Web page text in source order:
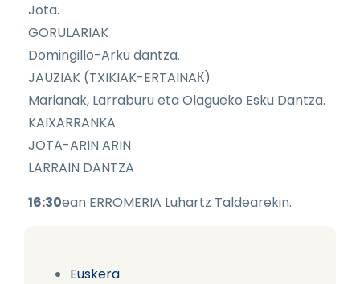
Euskera
Jota.
GORULARIAK
Domingillo-Arku dantza.
JAUZIAK (TXIKIAK-ERTAINAК)
Marianak, Larraburu eta Olagueko Esku Dantza.
KAIXARRANKA
JOTA-ARIN ARIN
LARRAIN DANTZA
16:30ean ERROMERIA Luhartz Taldearekin.